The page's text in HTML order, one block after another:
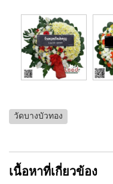
วัดบางบัวทอง
เนื้อหาที่เกี่ยวข้อง